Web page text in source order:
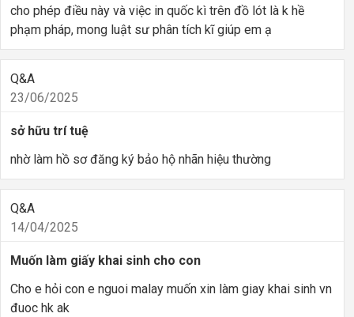
cho phép điều này và việc in quốc kì trên đồ lót là k hề
phạm pháp, mong luật sư phân tích kĩ giúp em ạ
Q&A
23/06/2025
sở hữu trí tuệ
nhờ làm hồ sơ đăng ký bảo hộ nhãn hiệu thường
Q&A
14/04/2025
Muốn làm giấy khai sinh cho con
Cho e hỏi con e nguoi malay muốn xin làm giay khai sinh vn
đuoc hk ak